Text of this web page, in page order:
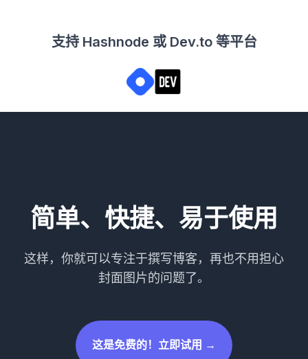
支持 Hashnode 或 Dev.to 等平台
简单、快捷、易于使用
这样，你就可以专注于撰写博客，再也不用担心
封面图片的问题了。
这是免费的！立即试用 →